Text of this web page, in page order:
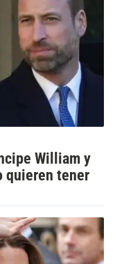
William y
quieren tener